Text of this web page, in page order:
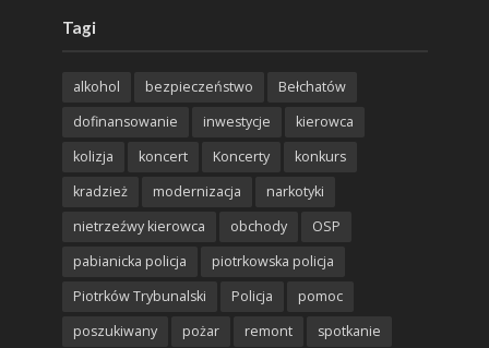
Tagi
alkohol bezpieczeństwo
Bełchatów
dofinansowanie
inwestycje
kierowca
kolizja
koncert Koncerty
konkurs
kradzież
modernizacja
narkotyki
nietrzeźwy kierowca
obchody
OSP
pabianicka policja
piotrkowska policja
Piotrków Trybunalski
Policja
pomoc
poszukiwany
pożar remont spotkanie